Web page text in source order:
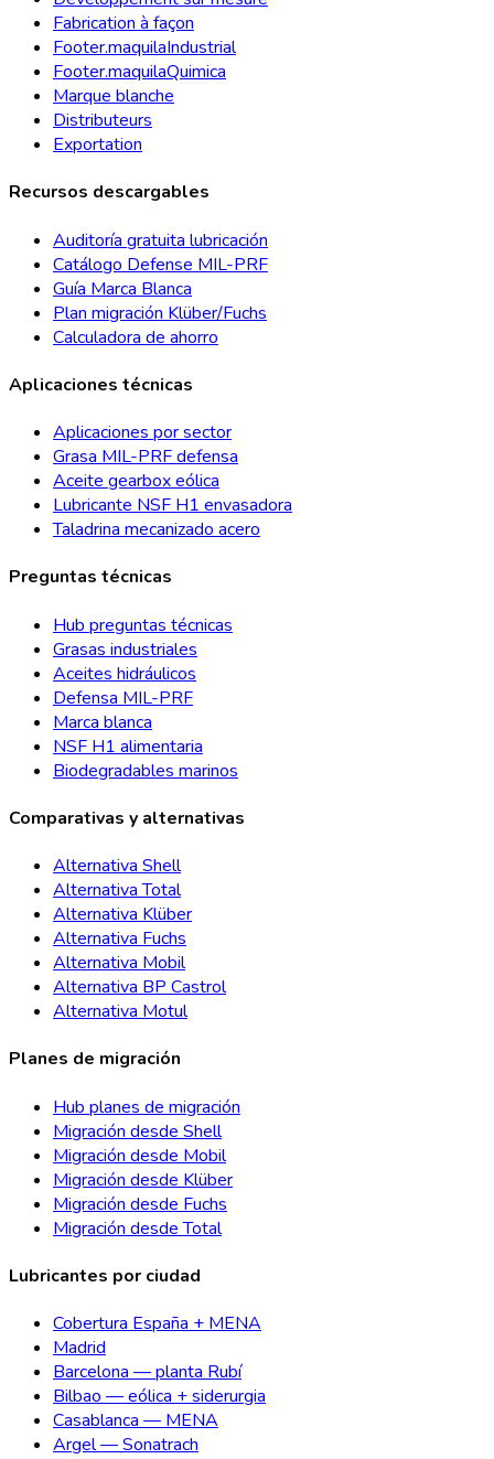
Fabrication à façon
Footer.maquilaIndustrial
Footer.maquilaQuimica
Marque blanche
Distributeurs
Exportation
Recursos descargables
Auditoría gratuita lubricación
Catálogo Defense MIL-PRF
Guía Marca Blanca
Plan migración Klüber/Fuchs
Calculadora de ahorro
Aplicaciones técnicas
Aplicaciones por sector
Grasa MIL-PRF defensa
Aceite gearbox eólica
Lubricante NSF H1 envasadora
Taladrina mecanizado acero
Preguntas técnicas
Hub preguntas técnicas
Grasas industriales
Aceites hidráulicos
Defensa MIL-PRF
Marca blanca
NSF H1 alimentaria
Biodegradables marinos
Comparativas y alternativas
Alternativa Shell
Alternativa Total
Alternativa Klüber
Alternativa Fuchs
Alternativa Mobil
Alternativa BP Castrol
Alternativa Motul
Planes de migración
Hub planes de migración
Migración desde Shell
Migración desde Mobil
Migración desde Klüber
Migración desde Fuchs
Migración desde Total
Lubricantes por ciudad
Cobertura España + MENA
Madrid
Barcelona — planta Rubí
Bilbao — eólica + siderurgia
Casablanca — MENA
Argel — Sonatrach